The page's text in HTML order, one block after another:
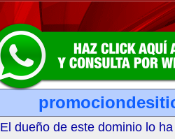
El dueño de este dominio lo